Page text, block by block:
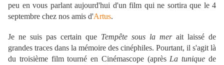
peu en vous parlant aujourd'hui d'un film qui ne sortira que le 4
septembre chez nos amis d'Artus.
Je ne suis pas certain que Tempête sous la merait laissé de
grandes traces dans la mémoire des cinéphiles. Pourtant, il s'agit là
du troisième film tourné en Cinémascope (après La tunique de